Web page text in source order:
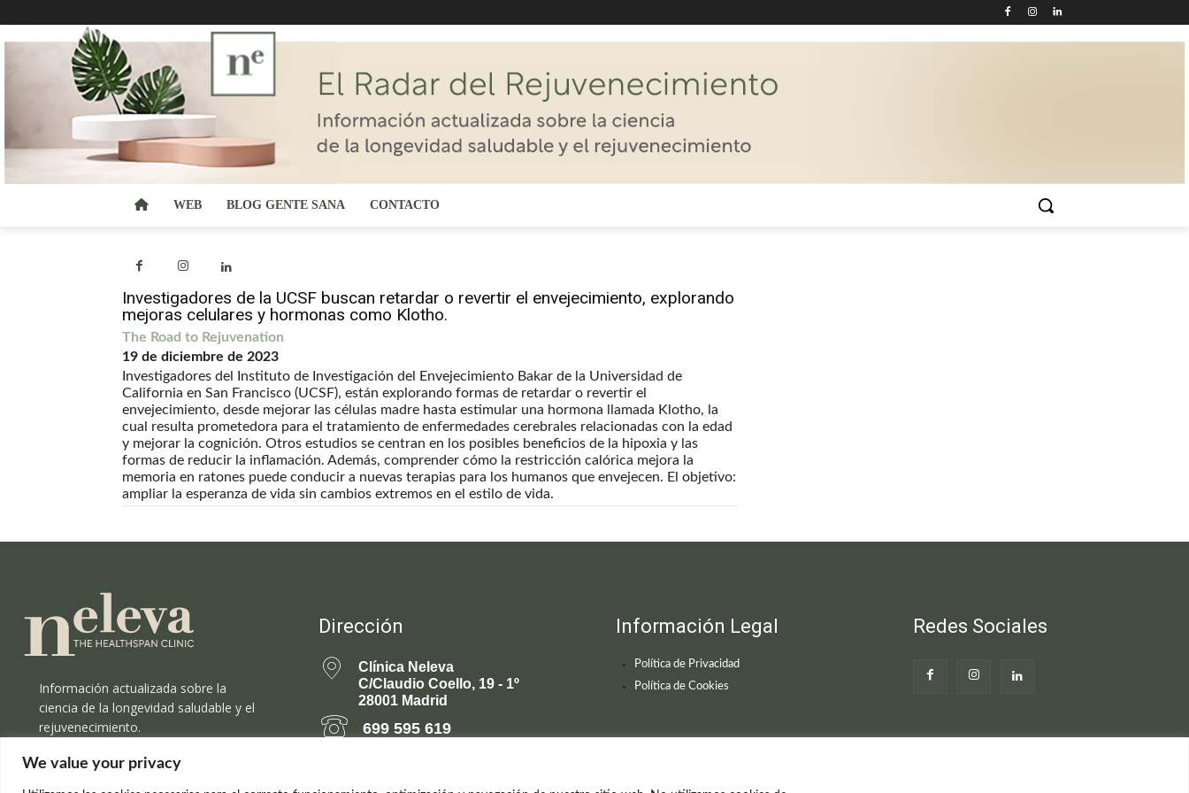
We value your privacy
WEB BLOG GENTE SANA CONTACTO
Investigadores de la UCSF buscan retardar o revertir el envejecimiento, explorando
mejoras celulares y hormonas como Klotho.
The Road to Rejuvenation
19 de diciembre de 2023
Investigadores del Instituto de Investigación del Envejecimiento Bakar de la Universidad de
California en San Francisco (UCSF), están explorando formas de retardar o revertir el
envejecimiento, desde mejorar las células madre hasta estimular una hormona llamada Klotho, la
cual resulta prometedora para el tratamiento de enfermedades cerebrales relacionadas con la edad
y mejorar la cognición. Otros estudios se centran en los posibles beneficios de la hipoxia y las
formas de reducir la inflamación. Además, comprender cómo la restricción calórica mejora la
memoria en ratones puede conducir a nuevas terapias para los humanos que envejecen. El objetivo:
ampliar la esperanza de vida sin cambios extremos en el estilo de vida.
Información actualizada sobre la
ciencia de la longevidad saludable y el
rejuvenecimiento.
Dirección
Clínica Neleva
C/Claudio Coello, 19 - 1º
28001 Madrid
699 595 619
Información Legal
Política de Privacidad
Política de Cookies
Redes Sociales